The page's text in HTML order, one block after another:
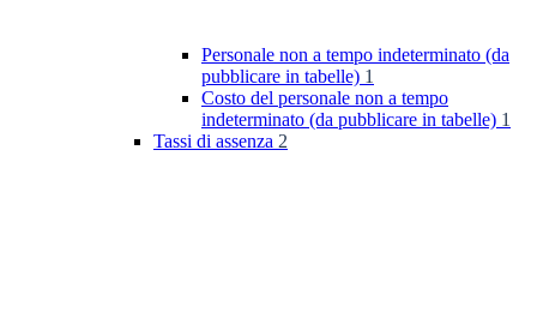
Personale non a tempo indeterminato (da
pubblicare in tabelle) 1
Costo del personale non a tempo
indeterminato (da pubblicare in tabelle) 1
Tassi di assenza 2